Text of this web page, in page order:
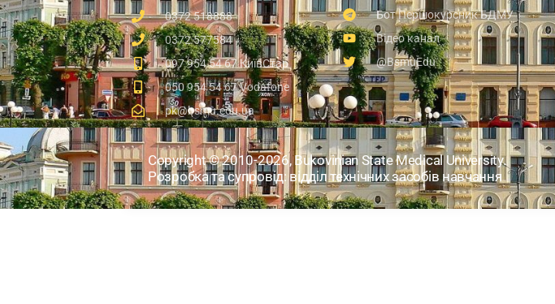
0372 518888
0372 577584
097 954 54 67 КиївСтар
050 954 54 67 Vodafone
pk@bsmu.edu.ua
Бот Першокурсник БДМУ
Відео канал
@BsmuEdu
Copyright © 2010-2026, Bukovinian State Medical University.
Розробка та супровід: відділ технічних засобів навчання